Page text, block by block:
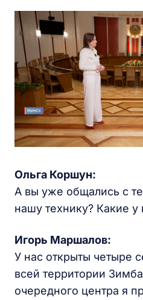
Ольга Коршун:
А вы уже общались с
нашу технику? Какие у
Игорь Маршалов:
У нас открыты четыре
всей территории
очередного центра я